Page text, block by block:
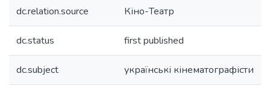
dc.relation.source Кіно-Театр
dc.status first published
dc.subject українські кінематографісти